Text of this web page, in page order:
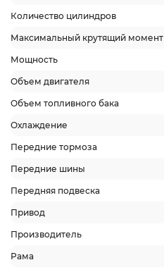
Количество цилиндров
Максимальный крутящий момент
Мощность
Объем двигателя
Объем топливного бака
Охлаждение
Передние тормоза
Передние шины
Передняя подвеска
Привод
Производитель
Рама